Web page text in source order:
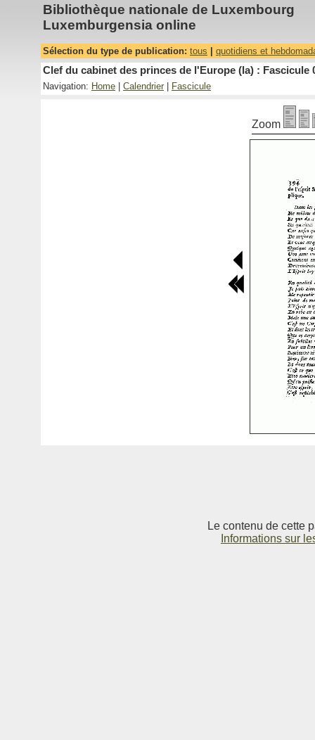
Bibliothèque nationale de Luxembourg
Luxemburgensia online
Sélection du type de publication: tous quotidiens et
Clef du cabinet des princes de l'Europe (la) : Fascicule
Navigation: Home Calendrier Fascicule
Zoom
Le contenu de cette
Informations sur